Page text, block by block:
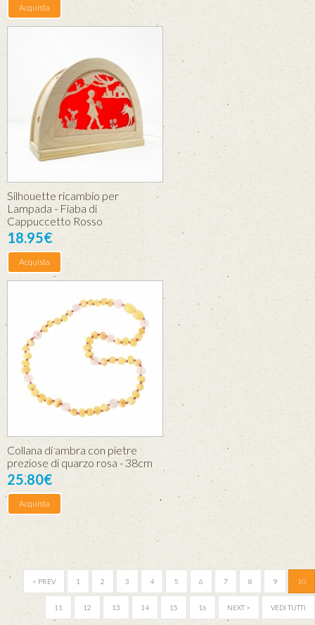
Acquista
Silhouette ricambio per
Lampada - Fiaba di
Cappuccetto Rosso
18.95€
Acquista
Collana di ambra con pietre
preziose di quarzo rosa - 38cm
25.80€
Acquista
< PREV 1 2 3 4 5 6 7 8 9 10
11 12 13 14 15 16 NEXT > VEDI TUTTI